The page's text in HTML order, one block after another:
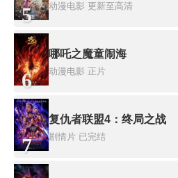
5 动漫电影 更新至高清
6
哪吒之魔童闹海
动漫电影 正片
7
复仇者联盟4：终局之战
剧情片 已完结